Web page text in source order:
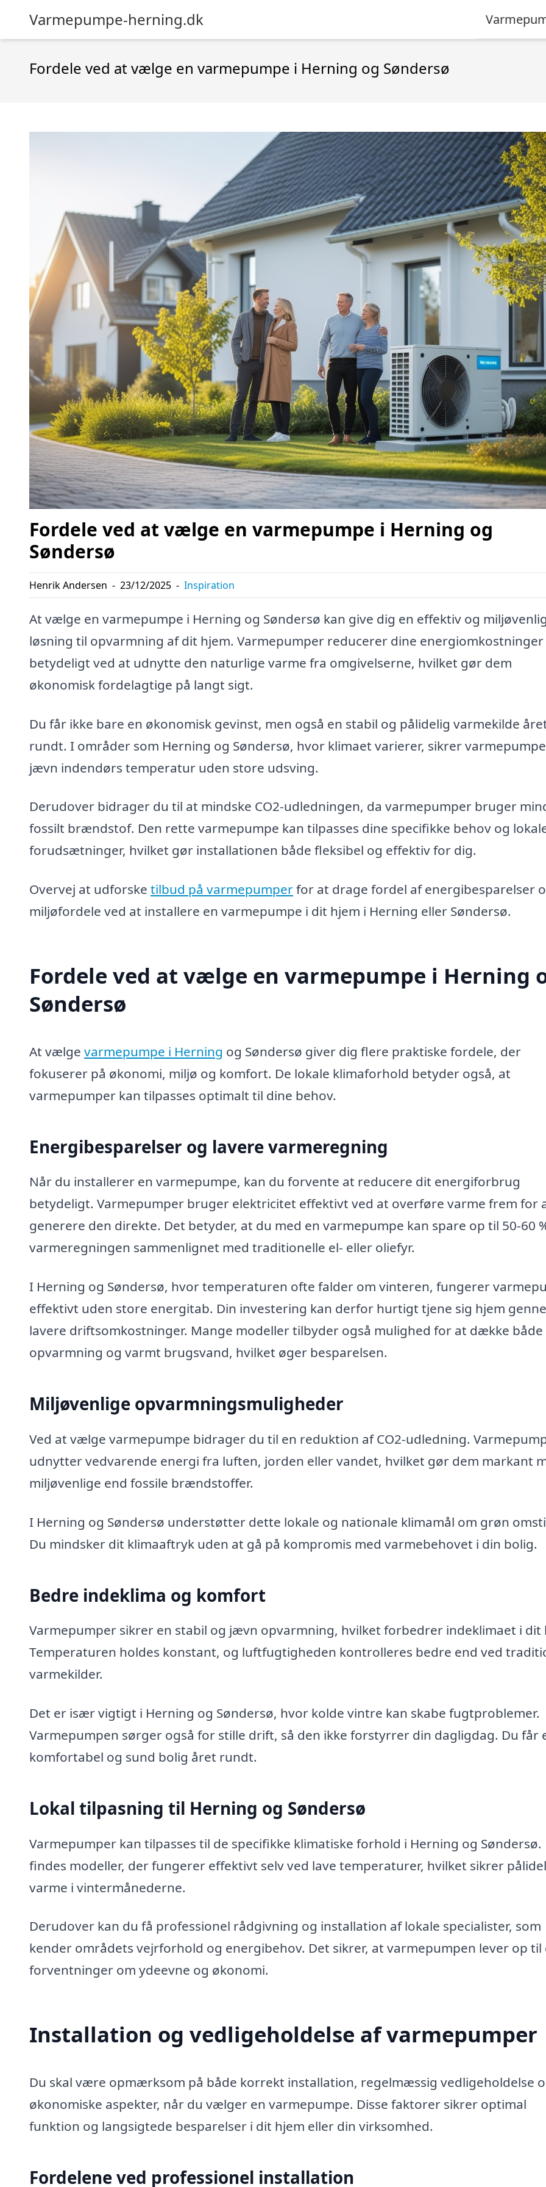
Varmepumpe-herning.dk
Fordele ved at vælge en varmepumpe i Herning og Søndersø
Fordele ved at vælge en varmepumpe i Herning og
Søndersø
Henrik Andersen - 23/12/2025 - Inspiration
At vælge en varmepumpe i Herning og Søndersø kan give dig en effektiv og miljøvenlig
løsning til opvarmning af dit hjem. Varmepumper reducerer dine energiomkostninger
betydeligt ved at udnytte den naturlige varme fra omgivelserne, hvilket gør dem
økonomisk fordelagtige på langt sigt.
Du får ikke bare en økonomisk gevinst, men også en stabil og pålidelig varmekilde
rundt. I områder som Herning og Søndersø, hvor klimaet varierer, sikrer
jævn indendørs temperatur uden store udsving.
Derudover bidrager du til at mindske CO2-udledningen, da varmepumper bruger
fossilt brændstof. Den rette varmepumpe kan tilpasses dine specifikke behov og
forudsætninger, hvilket gør installationen både fleksibel og effektiv for dig.
Overvej at udforske tilbud på varmepumperfor at drage fordel af energibesparelser
miljøfordele ved at installere en varmepumpe i dit hjem i Herning eller Søndersø.
Fordele ved at vælge en varmepumpe i Herning
Søndersø
At vælge varmepumpe i Herning og Søndersø giver dig flere praktiske fordele, der
fokuserer på økonomi, miljø og komfort. De lokale klimaforhold betyder også, at
varmepumper kan tilpasses optimalt til dine behov.
Energibesparelser og lavere varmeregning
Når du installerer en varmepumpe, kan du forvente at reducere dit energiforbrug
betydeligt. Varmepumper bruger elektricitet effektivt ved at overføre varme frem for
generere den direkte. Det betyder, at du med en varmepumpe kan spare op til 50-60
varmeregningen sammenlignet med traditionelle el- eller oliefyr.
I Herning og Søndersø, hvor temperaturen ofte falder om vinteren, fungerer
effektivt uden store energitab. Din investering kan derfor hurtigt tjene sig hjem
lavere driftsomkostninger. Mange modeller tilbyder også mulighed for at dække både
opvarmning og varmt brugsvand, hvilket øger besparelsen.
Miljøvenlige opvarmningsmuligheder
Ved at vælge varmepumpe bidrager du til en reduktion af CO2-udledning.
udnytter vedvarende energi fra luften, jorden eller vandet, hvilket gør dem markant
miljøvenlige end fossile brændstoffer.
I Herning og Søndersø understøtter dette lokale og nationale klimamål om grøn
Du mindsker dit klimaaftryk uden at gå på kompromis med varmebehovet i din bolig.
Bedre indeklima og komfort
Varmepumper sikrer en stabil og jævn opvarmning, hvilket forbedrer indeklimaet i dit
Temperaturen holdes konstant, og luftfugtigheden kontrolleres bedre end ved
varmekilder.
Det er især vigtigt i Herning og Søndersø, hvor kolde vintre kan skabe fugtproblemer.
Varmepumpen sørger også for stille drift, så den ikke forstyrrer din dagligdag. Du får
komfortabel og sund bolig året rundt.
Lokal tilpasning til Herning og Søndersø
Varmepumper kan tilpasses til de specifikke klimatiske forhold i Herning og Søndersø.
findes modeller, der fungerer effektivt selv ved lave temperaturer, hvilket sikrer
varme i vintermånederne.
Derudover kan du få professionel rådgivning og installation af lokale specialister, som
kender områdets vejrforhold og energibehov. Det sikrer, at varmepumpen lever op til
forventninger om ydeevne og økonomi.
Installation og vedligeholdelse af varmepumper
Du skal være opmærksom på både korrekt installation, regelmæssig vedligeholdelse
økonomiske aspekter, når du vælger en varmepumpe. Disse faktorer sikrer optimal
funktion og langsigtede besparelser i dit hjem eller din virksomhed.
Fordelene ved professionel installation